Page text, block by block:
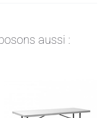
aussi :